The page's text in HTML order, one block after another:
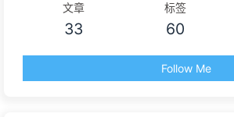
文章
33
标签
60
Follow Me